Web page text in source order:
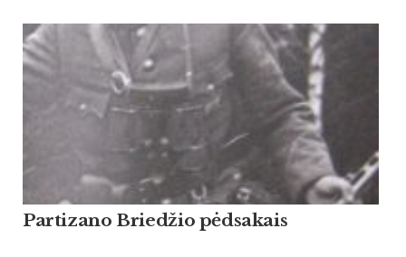
Partizano Briedžio pėdsakais